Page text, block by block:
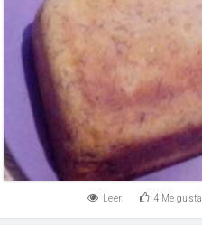
Leer 4 Me gusta